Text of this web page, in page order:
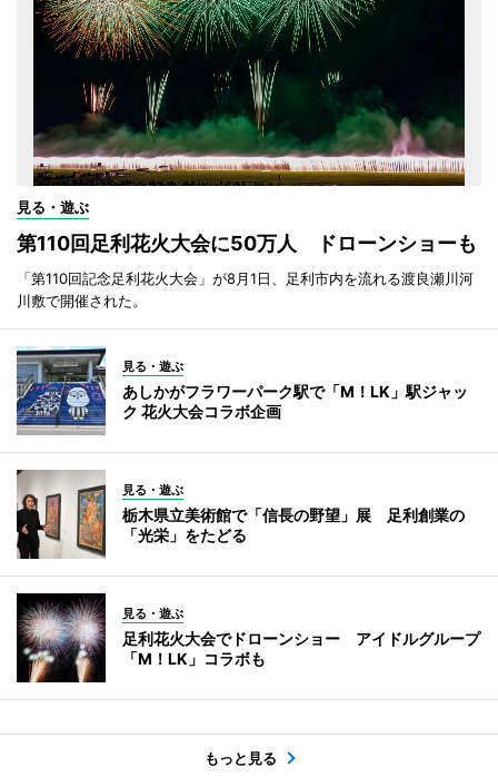
見る・遊ぶ
第110回足利花火大会に50万人 ドローンショーも
「第110回記念足利花火大会」が8月1日、足利市内を流れる渡良瀬川河
川敷で開催された。
見る・遊ぶ
あしかがフラワーパーク駅で「M！LK」駅ジャッ
ク 花火大会コラボ企画
見る・遊ぶ
栃木県立美術館で「信長の野望」展 足利創業の
「光栄」をたどる
見る・遊ぶ
足利花火大会でドローンショー アイドルグループ
「M！LK」コラボも
もっと見る